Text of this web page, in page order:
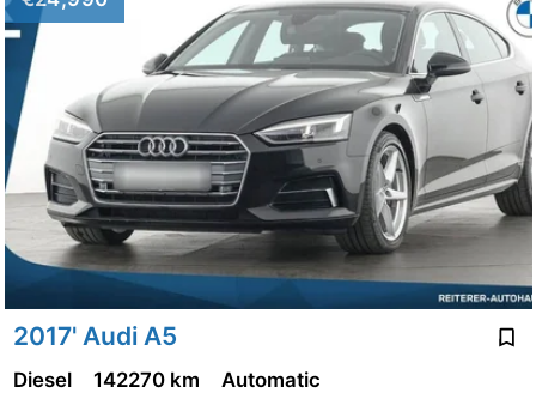
2017' Audi A5
Diesel 142270 km Automatic